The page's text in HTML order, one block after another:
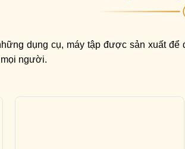
dụng cụ, máy tập được sản xuất
mọi người.